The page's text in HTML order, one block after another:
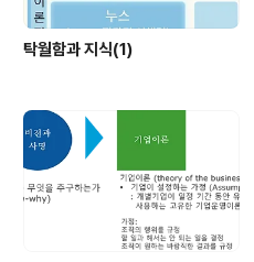
탁월함과 지식(1)